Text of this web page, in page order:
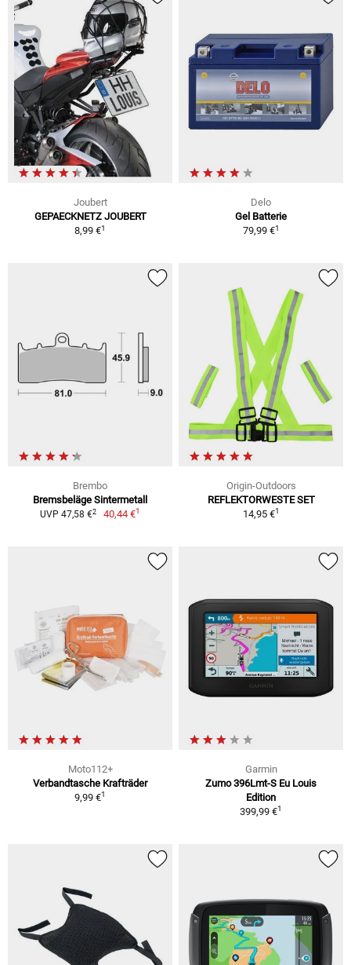
Joubert
GEPAECKNETZ JOUBERT
8,99 €1
Delo
Gel Batterie
79,99 €1
Brembo
Bremsbeläge Sintermetall
UVP 47,58 €2 40,44 €1
Origin-Outdoors
REFLEKTORWESTE SET
14,95 €1
Moto112+
Verbandtasche Krafträder
9,99 €1
Garmin
Zumo 396Lmt-S Eu Louis
Edition
399,99 €1